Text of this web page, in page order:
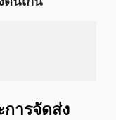
การจัดส่ง